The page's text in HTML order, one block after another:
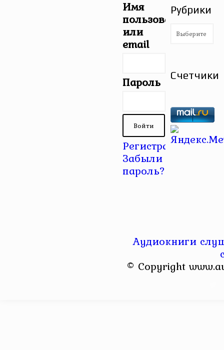
Имя
пользователя
или
email
Пароль
Регистрация |
Забыли
пароль?
Рубрики
Рубрики
Счетчики
Аудиокниги
© Copyright